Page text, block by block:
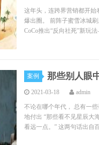
这年头，连跨界营销都开始
爆出圈。 前阵子蜜雪冰城
CoCo推出“反向社死”新
案例 那些别人眼
2021-03-18 admin
不论在哪个年代， 总有一
地付出 “那些看不见星辰大
看远一点。” 这两句话出自